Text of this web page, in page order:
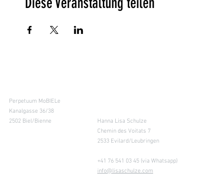
Perpetuum MoBIELe
Kanalgasse 36/38
2502 Biel/Bienne
Hanna Lisa Schulze
Chemin des Voitats 7
2533 Evilard/Leubringen
+41 76 541 03 45 (via Whatsapp)
info@lisaschulze.com